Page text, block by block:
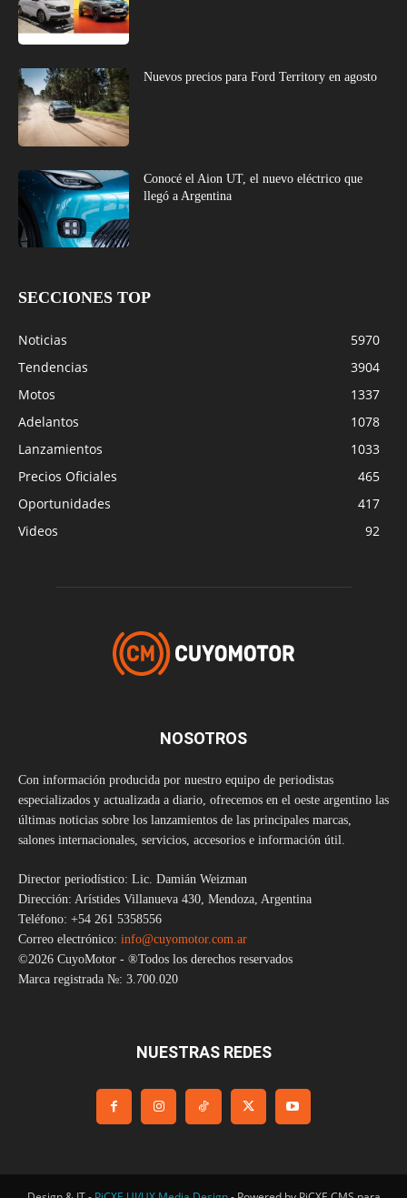
Nuevos precios para Ford Territory en agosto
Conocé el Aion UT, el nuevo eléctrico que
llegó a Argentina
SECCIONES TOP
Noticias
5970
Tendencias
3904
Motos
1337
Adelantos
1078
Lanzamientos
1033
Precios Oficiales
465
Oportunidades
417
Videos
92
NOSOTROS
Con información producida por nuestro equipo de periodistas
especializados y actualizada a diario, ofrecemos en el oeste argentino las
últimas noticias sobre los lanzamientos de las principales marcas,
salones internacionales, servicios, accesorios e información útil.
Director periodístico: Lic. Damián Weizman
Dirección: Arístides Villanueva 430, Mendoza, Argentina
Teléfono: +54 261 5358556
Correo electrónico: info@cuyomotor.com.ar
©2026 CuyoMotor - ®Todos los derechos reservados
Marca registrada №: 3.700.020
NUESTRAS REDES